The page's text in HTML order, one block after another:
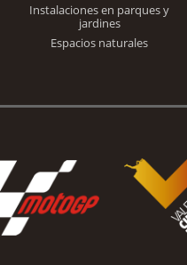
Instalaciones en parques y
jardines
Espacios naturales